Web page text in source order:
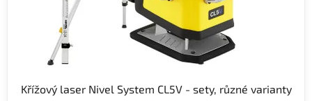
Křížový laser Nivel System CL5V - sety, různé varianty